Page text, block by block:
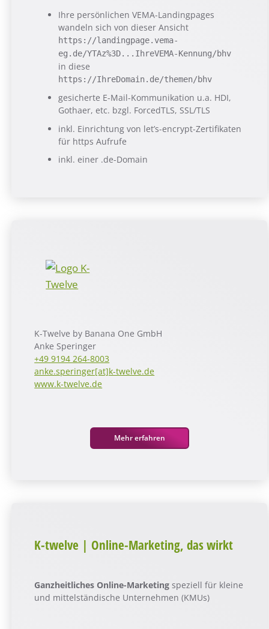
Ihre persönlichen VEMA-Landingpages
wandeln sich von dieser Ansicht
https://landingpage.vema-
eg.de/YTAz%3D...IhreVEMA-Kennung/bhv
in diese
https://IhreDomain.de/themen/bhv
gesicherte E-Mail-Kommunikation u.a. HDI,
Gothaer, etc. bzgl. ForcedTLS, SSL/TLS
inkl. Einrichtung von let’s-encrypt-Zertifikaten
für https Aufrufe
inkl. einer .de-Domain
K-Twelve by Banana One GmbH
Anke Speringer
+49 9194 264-8003
anke.speringer[at]k-twelve.de
www.k-twelve.de
Mehr erfahren
K-twelve | Online-Marketing, das wirkt
Ganzheitliches Online-Marketing speziell für kleine
und mittelständische Unternehmen (KMUs)